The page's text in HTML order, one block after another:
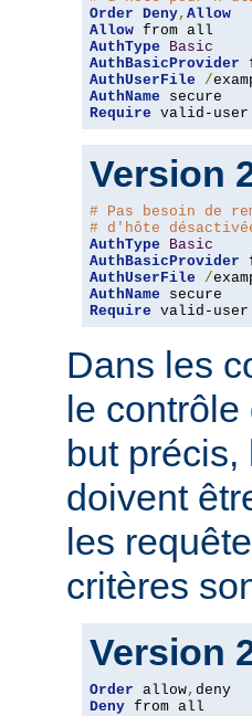
Order Deny, Allow
Allow
AuthType
Basic
AuthBasicProvider
AuthUserFile
/
AuthName
Require valid-user
Version
# Pas besoin de
# d'hôte
AuthType
Basic
AuthBasicProvider
AuthUserFile
/
AuthName
Require valid-user
Dans les
le
but
doivent
les
critères
Version
Order allow,
Deny